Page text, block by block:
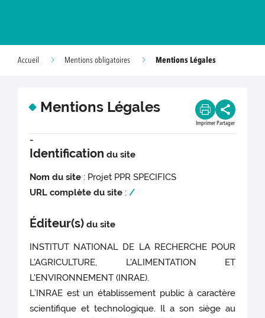
Accueil Mentions obligatoires Mentions Légales
Mentions Légales
Imprimer Partager
-
Identification du site
Nom du site : Projet PPR SPECIFICS
URL complète du site :/
Éditeur(s) du site
INSTITUT NATIONAL DE LA RECHERCHE POUR
L'AGRICULTURE, L'ALIMENTATION ET
L'ENVIRONNEMENT (INRAE).
L’INRAE est un établissement public à caractère
scientifique et technologique. Il a son siège au